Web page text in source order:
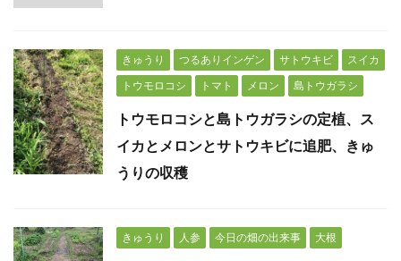
きゅうり つるありインゲン サトウキビ
スイカ
トウモロコシ
トマト メロン 島トウガラシ
トウモロコシと島トウガラシの定植、ス
イカとメロンとサトウキビに追肥、きゅ
うりの収穫
きゅうり 人参 今日の畑の出来事 大根